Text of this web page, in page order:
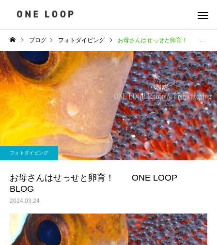
ブログ フォトダイビング お母さんはせっせと卵育！ ONE LOOP BLOG
フォトダイビング
お母さんはせっせと卵育！ ONE LOOP
BLOG
2024.03.24